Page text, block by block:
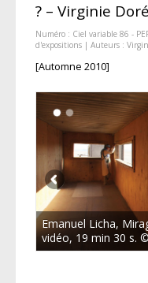
? – Virginie
Numéro : Ciel variable 86 -
d'expositions| Auteurs :
[Automne 2010]
Emanuel Licha,
vidéo, 19 min 30 s.